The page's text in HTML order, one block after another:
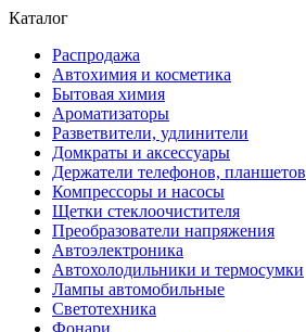
Каталог
Распродажа
Автохимия и косметика
Бытовая химия
Ароматизаторы
Разветвители, удлинители
Домкраты и аксессуары
Держатели телефонов, планшетов
Компрессоры и насосы
Щетки стеклоочистителя
Преобразователи напряжения
Автоэлектроника
Автохолодильники и термосумки
Лампы автомобильные
Светотехника
Фонари